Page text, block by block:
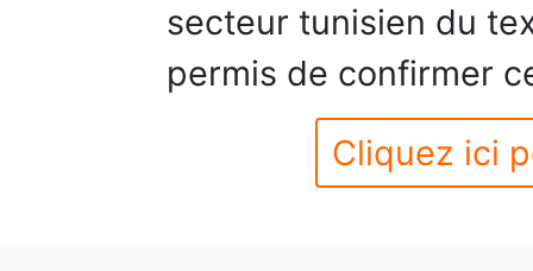
secteur tunisien du
permis de confirmer
Cliquez ici